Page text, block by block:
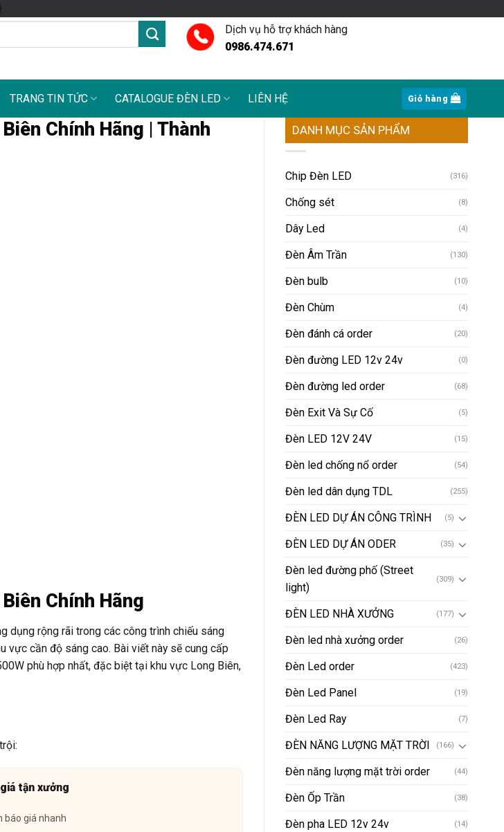
Skip
to
Dịch vụ hỗ trợ khách hàng
0986.474.671
TRANG TIN TỨC CATALOGUE ĐÈN LED LIÊN HỆ Giỏ hàng
Chính Hãng | Thành
Chính Hãng
dụng rộng rãi trong các công trình chiếu sáng
vực cần độ sáng cao. Bài viết này sẽ cung cấp
phù hợp nhất, đặc biệt tại khu vực Long Biên,
tận xưởng
báo giá nhanh
DANH MỤC SẢN PHẨM
Chip Đèn LED (316)
Chống sét (8)
Dây Led (4)
Đèn Âm Trần (130)
Đèn bulb (10)
Đèn Chùm (4)
Đèn đánh cá order (20)
Đèn đường LED 12v 24v (0)
Đèn đường led order (68)
Đèn Exit Và Sự Cố (5)
Đèn LED 12V 24V (15)
Đèn led chống nổ order (54)
Đèn led dân dụng TDL (255)
ĐÈN LED DỰ ÁN CÔNG TRÌNH (5)
ĐÈN LED DỰ ÁN ODER (35)
Đèn led đường phố (Street
light)
(309)
ĐÈN LED NHÀ XƯỞNG (177)
Đèn led nhà xưởng order (26)
Đèn Led order (423)
Đèn Led Panel (19)
Đèn Led Ray (7)
ĐÈN NĂNG LƯỢNG MẶT TRỜI (166)
Đèn năng lượng mặt trời order (44)
Đèn Ốp Trần (38)
Đèn pha LED 12v 24v (14)